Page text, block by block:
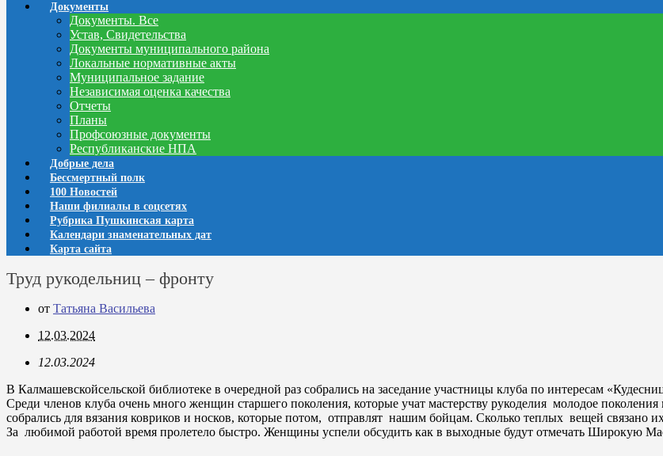
Документы
Документы. Все
Устав, Свидетельства
Документы муниципального района
Локальные нормативные акты
Муниципальное задание
Независимая оценка качества
Отчеты
Планы
Профсоюзные документы
Республиканские НПА
Добрые дела
Бессмертный полк
100 Новостей
Наши филиалы в соцсетях
Рубрика Пушкинская карта
Календари знаменательных дат
Карта сайта
Труд рукодельниц – фронту
от Татьяна Васильева
12.03.2024
12.03.2024
В Калмашевскойсельской библиотеке в очередной раз собрались на заседание участницы клуба по интересам
Среди членов клуба очень много женщин старшего поколения, которые учат мастерству рукоделия молодое
собрались для вязания ковриков и носков, которые потом, отправлят нашим бойцам. Сколько теплых вещей
За любимой работой время пролетело быстро. Женщины успели обсудить как в выходные будут отмечать Широкую